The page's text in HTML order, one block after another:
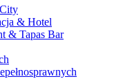
& Hotel
& Tapas Bar